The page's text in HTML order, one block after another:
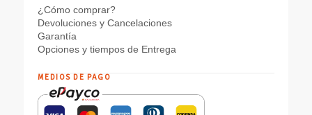
¿Cómo comprar?
Devoluciones y Cancelaciones
Garantía
Opciones y tiempos de Entrega
MEDIOS DE PAGO